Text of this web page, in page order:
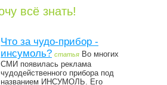
всё знать!
Что за чудо-прибор -
инсумоль? статья Во многих
СМИ появилась реклама
чудодейственного прибора под
названием ИНСУМОЛЬ. Его